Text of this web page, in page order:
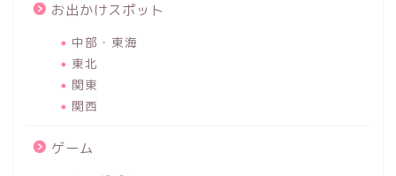
お出かけスポット
中部・東海
東北
関東
関西
ゲーム